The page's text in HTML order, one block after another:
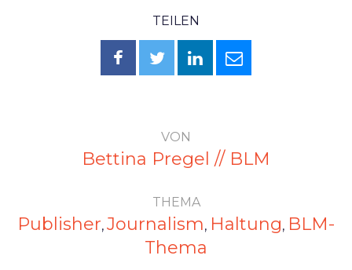
TEILEN
VON
Bettina Pregel // BLM
THEMA
Publisher, Journalism, Haltung, BLM-
Thema